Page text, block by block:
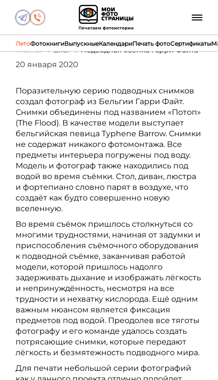
ЛетоФотокнигиВыпускныеКалендариПечать фотоСертификаты
Главная Блог Подводная съемка Гарри Файта
20 января 2020
Поразительную серию подводных снимков
создал фотограф из Бельгии Гарри Файт.
Снимки объединены под названием «Потоп»
(The Flood). В качестве модели выступает
бельгийская певица Typhene Barrow. Снимки
не содержат никакого фотомонтажа. Все
предметы интерьера погружены под воду.
Модель и фотограф также находились под
водой во время съёмки. Стол, диван, люстра
и фортепиано словно парят в воздухе, что
создаёт как будто совершенно новую
вселенную.
Во время съёмок пришлось столкнуться со
многими трудностями, начиная от задумки и
приспособления съёмочного оборудования
к подводной съёмке, заканчивая работой
модели, которой пришлось надолго
задерживать дыхание и изображать лёгкость
и непринуждённость, несмотря на все
трудности и нехватку кислорода. Ещё одним
важным нюансом является фиксация
предметов под водой. Преодолев все тяготы
фотографу и его команде удалось создать
потрясающие снимки, которые передают
лёгкость и безмятежность подводного мира.
Для печати небольшой серии фотографий